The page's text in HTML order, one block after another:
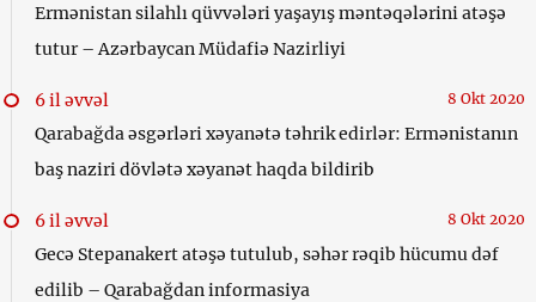
Ermənistan silahlı qüvvələri yaşayış məntəqələrini atəşə
tutur – Azərbaycan Müdafiə Nazirliyi
6 il əvvəl 8 Okt 2020
Qarabağda əsgərləri xəyanətə təhrik edirlər: Ermənistanın
baş naziri dövlətə xəyanət haqda bildirib
6 il əvvəl 8 Okt 2020
Gecə Stepanakert atəşə tutulub, səhər rəqib hücumu dəf
edilib – Qarabağdan informasiya